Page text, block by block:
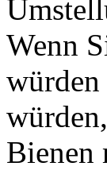
Wenn
Bienen